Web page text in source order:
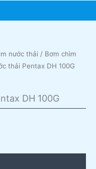
nước thải / Bơm chìm
thải Pentax DH 100G
DH 100G